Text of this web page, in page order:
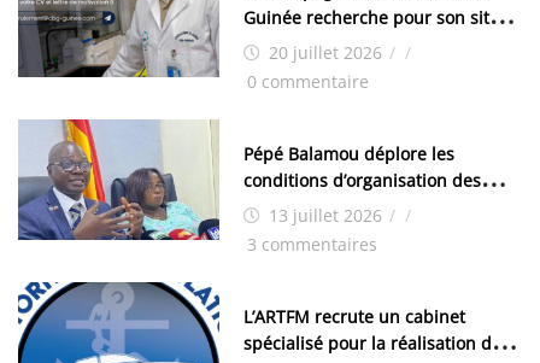
Guinée recherche pour son site
de Kamsar des techniciens
chimistes (H/F)
20 juillet 2026 / /
0 commentaire
Pépé Balamou déplore les
conditions d’organisation des
examens nationaux : « Si ce sont
les élections, on trouve tous les
13 juillet 2026 / /
3 commentaires
L’ARTFM recrute un cabinet
spécialisé pour la réalisation des